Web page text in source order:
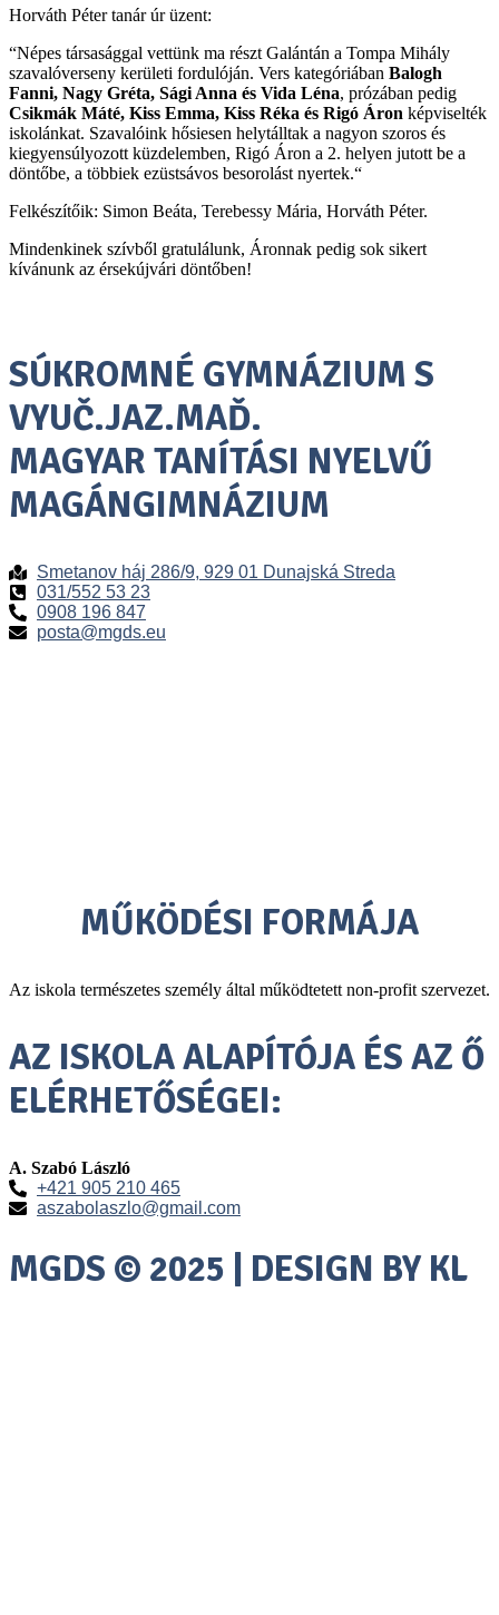
Horváth Péter tanár úr üzent:
“Népes társasággal vettünk ma részt Galántán a Tompa Mihály
szavalóverseny kerületi fordulóján. Vers kategóriában Balogh
Fanni, Nagy Gréta, Sági Anna és Vida Léna, prózában pedig
Csikmák Máté, Kiss Emma, Kiss Réka és Rigó Áron képviselték
iskolánkat. Szavalóink hősiesen helytálltak a nagyon szoros és
kiegyensúlyozott küzdelemben, Rigó Áron a 2. helyen jutott be a
döntőbe, a többiek ezüstsávos besorolást nyertek.“
Felkészítőik: Simon Beáta, Terebessy Mária, Horváth Péter.
Mindenkinek szívből gratulálunk, Áronnak pedig sok sikert
kívánunk az érsekújvári döntőben!
SÚKROMNÉ GYMNÁZIUM S
VYUČ.JAZ.MAĎ.
MAGYAR TANÍTÁSI NYELVŰ
MAGÁNGIMNÁZIUM
Smetanov háj 286/9, 929 01 Dunajská Streda
031/552 53 23
0908 196 847
posta@mgds.eu
MŰKÖDÉSI FORMÁJA
Az iskola természetes személy által működtetett non-profit szervezet.
AZ ISKOLA ALAPÍTÓJA ÉS AZ Ő
ELÉRHETŐSÉGEI:
A. Szabó László
+421 905 210 465
aszabolaszlo@gmail.com
MGDS © 2025 | DESIGN BY KL